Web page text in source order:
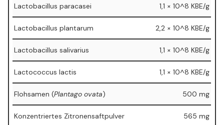
Lactobacillus paracasei 1,1 × 10^8 KBE/g
Lactobacillus plantarum 2,2 × 10^8 KBE/g
Lactobacillus salivarius 1,1 × 10^8 KBE/g
Lactococcus lactis 1,1 × 10^8 KBE/g
Flohsamen (Plantago ovata) 500 mg
Konzentriertes Zitronensaftpulver 565 mg